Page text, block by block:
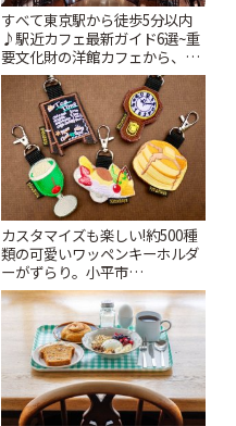
すべて東京駅から徒歩5分以内
♪駅近カフェ最新ガイド6選~重
要文化財の洋館カフェから、改
札すぐのレトロ喫茶まで~ | こと
りっぷ
カスタマイズも楽しい!約500種
類の可愛いワッペンキーホルダ
ーがずらり。小平市
「Kimamaya T&K」 | ことりっ
ぷ